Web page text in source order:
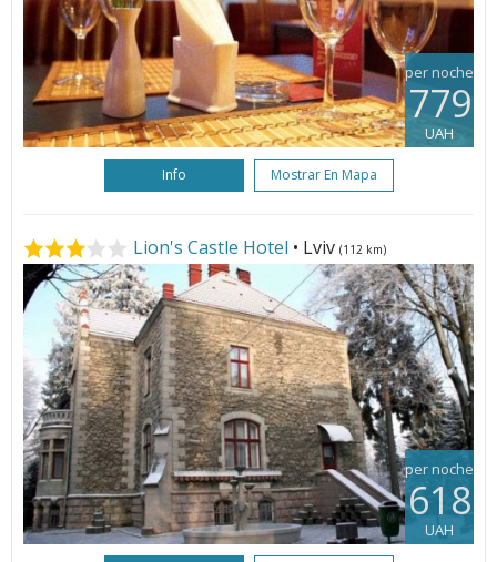
per noche
779
UAH
Info Mostrar En Mapa
Lion's Castle Hotel • Lviv (112 km)
per noche
618
UAH